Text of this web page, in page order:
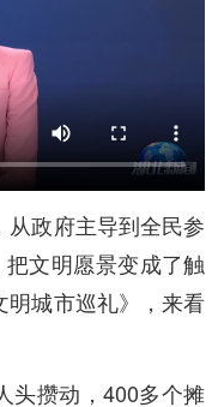
政府主导到全民参
文明愿景变成了触
城市巡礼》，来看
头攒动，400多个摊